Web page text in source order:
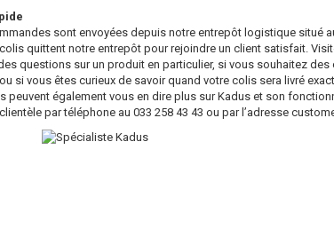
sont envoyées depuis notre entrepôt logistique situé
quittent notre entrepôt pour rejoindre un client satisfait.
questions sur un produit en particulier, si vous souhaitez des
si vous êtes curieux de savoir quand votre colis sera livré
peuvent également vous en dire plus sur Kadus et son
par téléphone au 033 258 43 43 ou par l’adresse